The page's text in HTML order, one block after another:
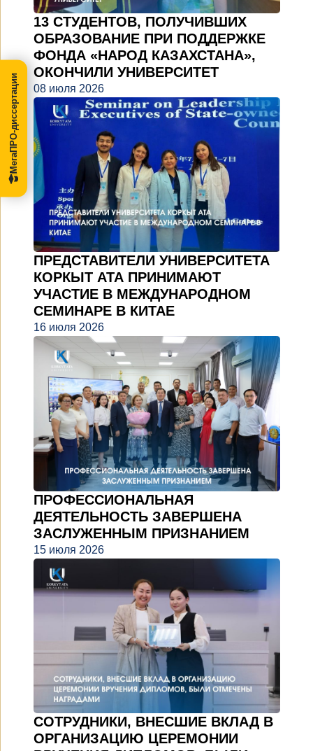
13 СТУДЕНТОВ, ПОЛУЧИВШИХ
ОБРАЗОВАНИЕ ПРИ ПОДДЕРЖКЕ
ФОНДА «НАРОД КАЗАХСТАНА»,
ОКОНЧИЛИ УНИВЕРСИТЕТ
08 июля 2026
ПРЕДСТАВИТЕЛИ УНИВЕРСИТЕТА
КОРКЫТ АТА ПРИНИМАЮТ
УЧАСТИЕ В МЕЖДУНАРОДНОМ
СЕМИНАРЕ В КИТАЕ
16 июля 2026
ПРОФЕССИОНАЛЬНАЯ
ДЕЯТЕЛЬНОСТЬ ЗАВЕРШЕНА
ЗАСЛУЖЕННЫМ ПРИЗНАНИЕМ
15 июля 2026
СОТРУДНИКИ, ВНЕСШИЕ ВКЛАД В
ОРГАНИЗАЦИЮ ЦЕРЕМОНИИ
МегаПРО-диссертации